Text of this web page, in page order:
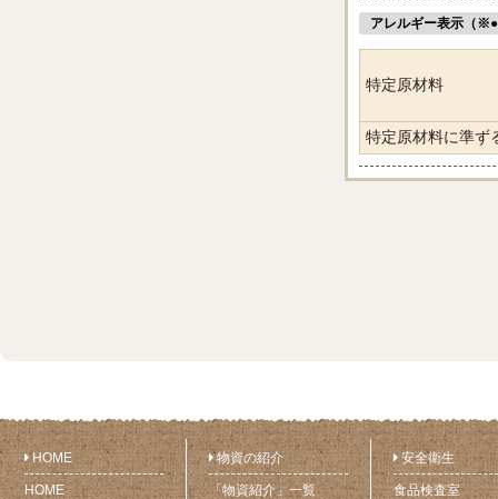
アレルギー表示（
特定原材料
特定原材料に準ず
HOME
HOME
物資の紹介
「物資紹介」一覧
安全衛生
食品検査室